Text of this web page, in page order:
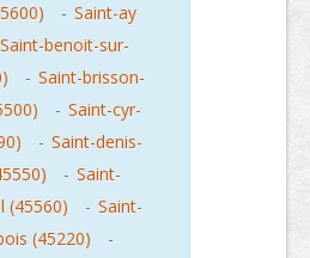
- Saint-ay
Saint-benoit-sur-
- Saint-brisson-
- Saint-cyr-
- Saint-denis-
- Saint-
(45560)
- Saint-
(45220)
-